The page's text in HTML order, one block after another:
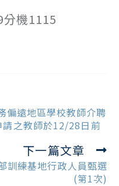
機1115
偏遠地區學校教師介聘
之教師於12/28日前
下一篇文章
訓練基地行政人員甄選
(第1次)